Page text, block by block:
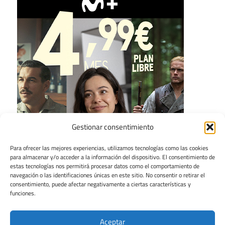
Gestionar consentimiento
Para ofrecer las mejores experiencias, utilizamos tecnologías como las cookies
para almacenar y/o acceder a la información del dispositivo. El consentimiento de
estas tecnologías nos permitirá procesar datos como el comportamiento de
navegación o las identificaciones únicas en este sitio. No consentir o retirar el
consentimiento, puede afectar negativamente a ciertas características y
funciones.
Aceptar